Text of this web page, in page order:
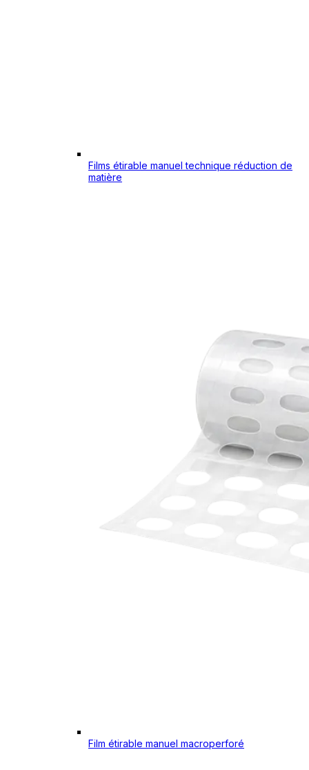
Films étirable manuel technique réduction de
matière
Film étirable manuel macroperforé